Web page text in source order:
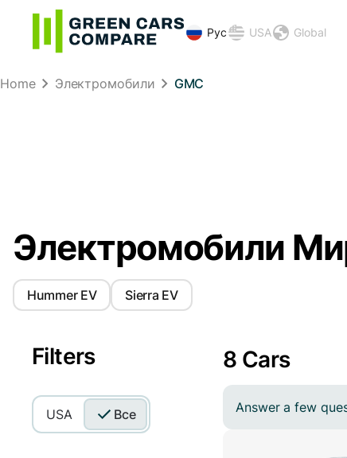
Рус USA Global
Home Электромобили GMC
Filters
USA Все
Электромобили
Hummer EV Sierra EV
8 Cars
Answer a few